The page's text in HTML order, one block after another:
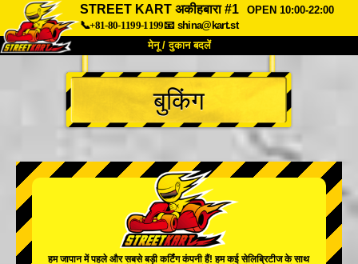
STREET KART अकीहबारा #1
OPEN 10:00-22:00
📞+81-80-1199-1199📧 shina@kart.st
मेनू / दुकान बदलें
TOP
हमारे बारे में विशेषताएँ कीमत
कंपनी बुकिंग
शाखा बदलें
टोक्यो अकीहबारा#2
बुकिंग
हम जापान मेंपहलेऔरसबसे बड़ी कर्टिंग कंपनीहैं! हमकई सेलिब्रिटीजके साथ